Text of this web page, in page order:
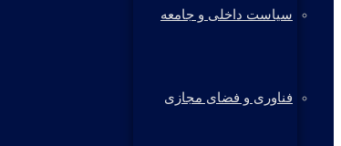
سیاست داخلی و جامعه
فناوری و فضای مجازی